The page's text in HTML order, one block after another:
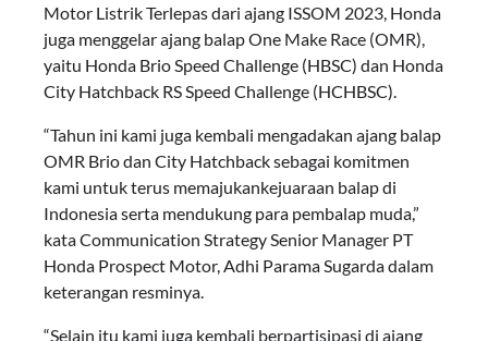
Motor Listrik Terlepas dari ajang ISSOM 2023, Honda
juga menggelar ajang balap One Make Race (OMR),
yaitu Honda Brio Speed Challenge (HBSC) dan Honda
City Hatchback RS Speed Challenge (HCHBSC).
“Tahun ini kami juga kembali mengadakan ajang balap
OMR Brio dan City Hatchback sebagai komitmen
kami untuk terus memajukankejuaraan balap di
Indonesia serta mendukung para pembalap muda,”
kata Communication Strategy Senior Manager PT
Honda Prospect Motor, Adhi Parama Sugarda dalam
keterangan resminya.
“Selain itu kami juga kembali berpartisipasi di ajang